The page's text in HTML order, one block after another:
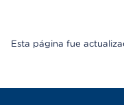
Esta página fue